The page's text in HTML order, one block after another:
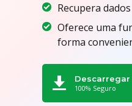
Recupera
Oferece uma
forma
100% Seguro